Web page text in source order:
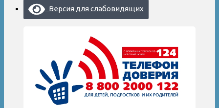
Версия для слабовидящих